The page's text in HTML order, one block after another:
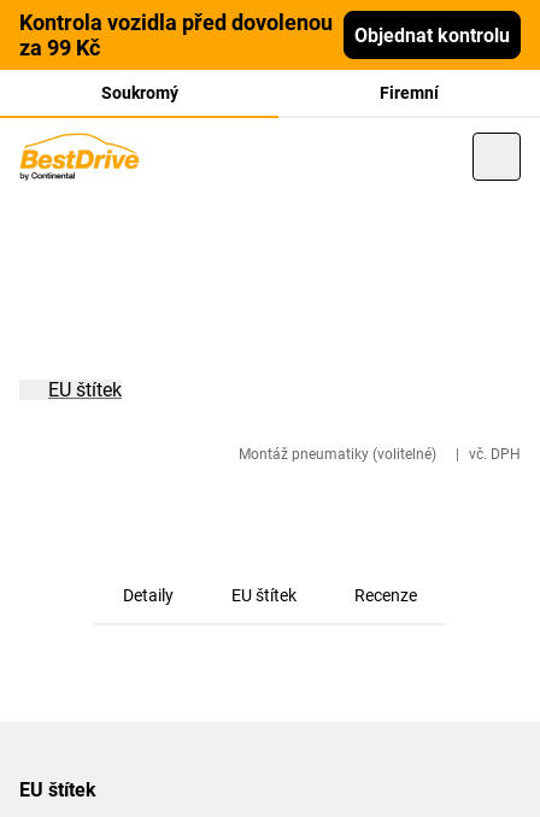
Kontrola vozidla před dovolenou
za 99 Kč
Objednat kontrolu
Soukromý Firemní
Montáž pneumatiky (volitelné) vč. DPH
EU štítek
Detaily EU štítek Recenze
EU štítek